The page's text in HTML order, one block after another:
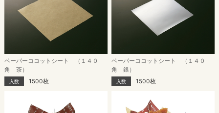
ペーパーココットシート （１４０
角 茶）
入数 1500枚
ペーパーココットシート （１４０
角 銀）
入数 1500枚